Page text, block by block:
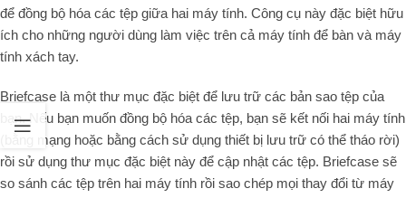
để đồng bộ hóa các tệp giữa hai máy tính. Công cụ này đặc biệt hữu
ích cho những người dùng làm việc trên cả máy tính để bàn và máy
tính xách tay.
Briefcase là một thư mục đặc biệt để lưu trữ các bản sao tệp của
bạn. Nếu bạn muốn đồng bộ hóa các tệp, bạn sẽ kết nối hai máy tính
(bằng mạng hoặc bằng cách sử dụng thiết bị lưu trữ có thể tháo rời)
rồi sử dụng thư mục đặc biệt này để cập nhật các tệp. Briefcase sẽ
so sánh các tệp trên hai máy tính rồi sao chép mọi thay đổi từ máy